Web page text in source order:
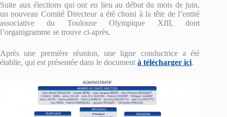
Suite aux élections qui ont eu lieu au début du mois de juin,
un nouveau Comité Directeur a été choisi à la tête de l’entité
associative du Toulouse Olympique XIII, dont
l’organigramme se trouve ci-après.
Après une première réunion, une ligne conductrice a été
établie, qui est présentée dans le document à télécharger ici.